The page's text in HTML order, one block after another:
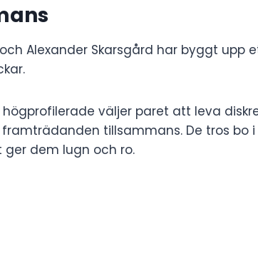
Alexander Skarsgård har byggt upp
väljer paret att leva
tillsammans. De tros bo i
ger dem lugn och ro.